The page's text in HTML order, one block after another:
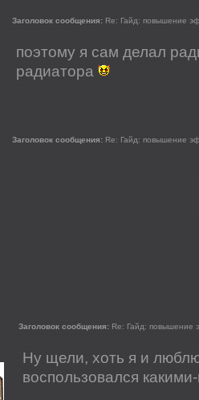
Заголовок сообщения: Re: Гайд: повышение
поэтому я сам делал
радиатора
Заголовок сообщения: Re: Гайд: повышение
Заголовок сообщения: Re: Гайд: повышение
Ну щели, хоть я и
воспользовался